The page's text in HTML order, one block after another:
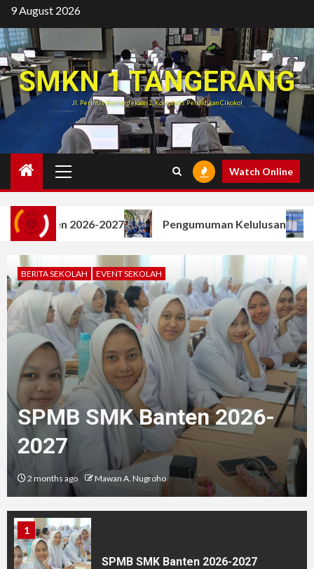
Skip
to
content
9 August 2026
SMKN 1 TANGERANG
Jl. Perintis Kemerdekaan 2, Kompleks Pendidikan Cikokol
Menu
Watch Online
2026-2027 Pengumuman Kelulusan SPMB
BERITA SEKOLAH EVENT SEKOLAH
SPMB SMK Banten 2026-
2027
2 months ago Mawan A. Nugroho
3
SPMB 2025/2026
4
Untuk Yang Diterima Pada
PPDB 2024/2025
5
PPDB 2024/2025 SMKN 1 & 10
TANGERANG
1
SPMB SMK Banten 2026-2027